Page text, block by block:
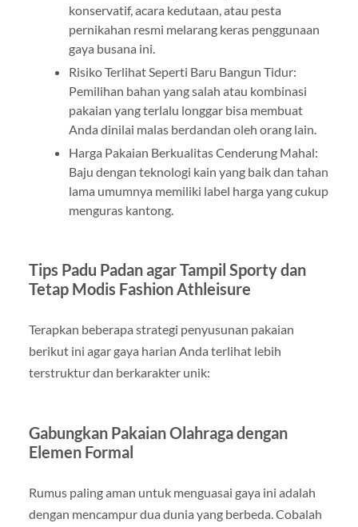
konservatif, acara kedutaan, atau pesta
pernikahan resmi melarang keras penggunaan
gaya busana ini.
Risiko Terlihat Seperti Baru Bangun Tidur:
Pemilihan bahan yang salah atau kombinasi
pakaian yang terlalu longgar bisa membuat
Anda dinilai malas berdandan oleh orang lain.
Harga Pakaian Berkualitas Cenderung Mahal:
Baju dengan teknologi kain yang baik dan tahan
lama umumnya memiliki label harga yang cukup
menguras kantong.
Tips Padu Padan agar Tampil Sporty dan
Tetap Modis Fashion Athleisure
Terapkan beberapa strategi penyusunan pakaian
berikut ini agar gaya harian Anda terlihat lebih
terstruktur dan berkarakter unik:
Gabungkan Pakaian Olahraga dengan
Elemen Formal
Rumus paling aman untuk menguasai gaya ini adalah
dengan mencampur dua dunia yang berbeda. Cobalah